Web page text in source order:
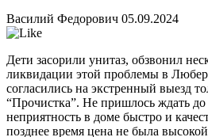
Василий Федорович 05.09.2024
Дети засорили унитаз, обзвонил
ликвидации этой проблемы в
согласились на экстренный выезд
“Прочистка”. Не пришлось ждать до
неприятность в доме быстро и
позднее время цена не была